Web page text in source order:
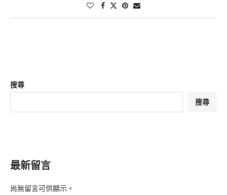
搜尋
搜尋
最新留言
尚無留言可供顯示。